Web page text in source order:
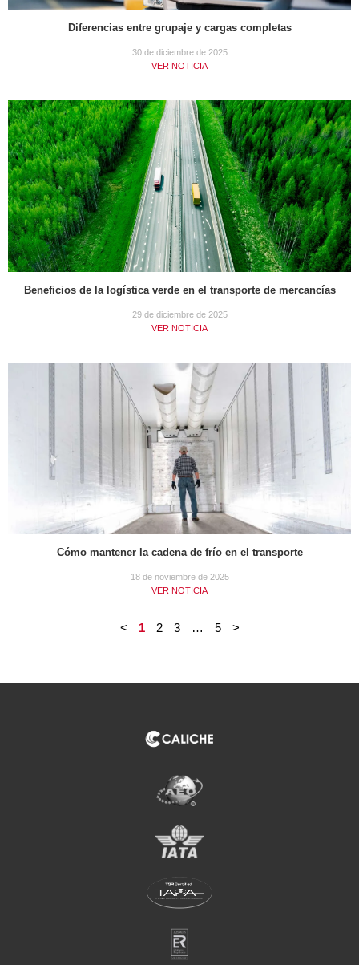
Diferencias entre grupaje y cargas completas
30 de diciembre de 2025
VER NOTICIA
Beneficios de la logística verde en el transporte de mercancías
29 de diciembre de 2025
VER NOTICIA
Cómo mantener la cadena de frío en el transporte
18 de noviembre de 2025
VER NOTICIA
< 1 2 3 … 5 >